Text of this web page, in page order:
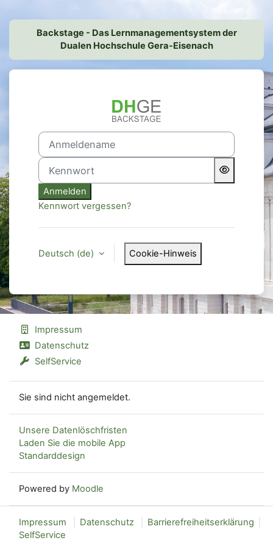
Backstage - Das Lernmanagementsystem der
Dualen Hochschule Gera-Eisenach
Anmelden bei
Anmeldename
Kennwort
Anmelden
Kennwort vergessen?
Deutsch ‎(de)‎ Cookie-Hinweis
Impressum
Datenschutz
SelfService
Sie sind nicht angemeldet.
Unsere Datenlöschfristen
Laden Sie die mobile App
Standarddesign
Powered by Moodle
Impressum Datenschutz
Barrierefreiheitserklärung
SelfService